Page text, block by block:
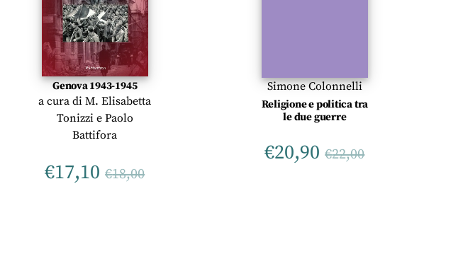
Genova 1943-1945
a cura diM. Elisabetta
Tonizzie Paolo
Battifora
€17,10 €18,00
Simone Colonnelli
Religione e politica tra
le due guerre
€20,90 €22,00